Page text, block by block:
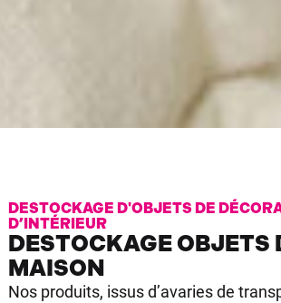
DESTOCKAGE D'OBJETS DE
D’INTÉRIEUR
DESTOCKAGE OBJETS
MAISON
Nos produits, issus d’avaries de